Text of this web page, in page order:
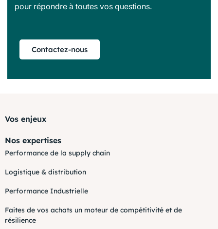
pour répondre à toutes vos questions.
Contactez-nous
Vos enjeux
Nos expertises
Performance de la supply chain
Logistique & distribution
Performance Industrielle
Faites de vos achats un moteur de compétitivité et de
résilience